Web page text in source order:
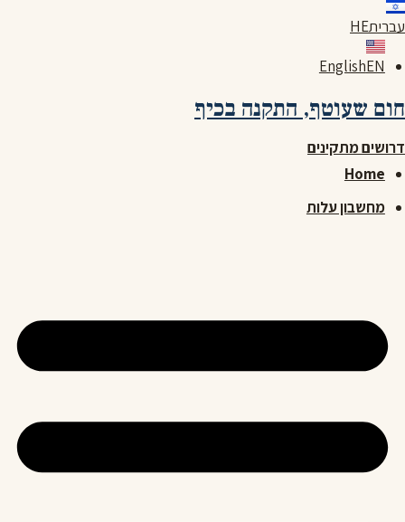
דלג
לתוכן
עבריתHE
EnglishEN
חום שעוטף, התקנה בכיף
דרושים מתקינים
Home
מחשבון עלות